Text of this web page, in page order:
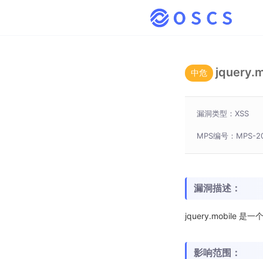
中危
漏洞类型：XSS
MPS编号：MPS-
漏洞描述：
jquery.mobile 是一
影响范围：